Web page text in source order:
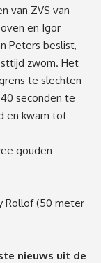
van ZVS van
en Igor
Peters beslist,
zwom. Het
te slechten
seconden te
en kwam tot
gouden
Rollof (50 meter
nieuws uit de